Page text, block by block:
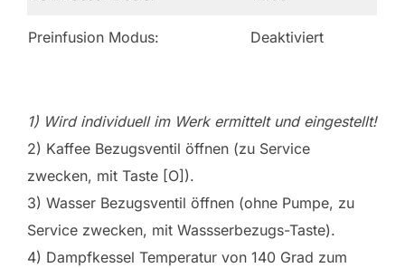
Preinfusion Modus: Deaktiviert
1) Wird individuell im Werk ermittelt und eingestellt!
2) Kaffee Bezugsventil öffnen (zu Service
zwecken, mit Taste [O]).
3) Wasser Bezugsventil öffnen (ohne Pumpe, zu
Service zwecken, mit Wassserbezugs-Taste).
4) Dampfkessel Temperatur von 140 Grad zum